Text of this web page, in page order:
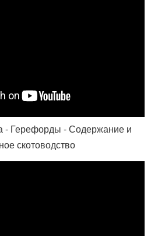
- Герефорды - Содержание и
скотоводство